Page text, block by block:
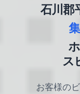
石川郡
ス
お客様の